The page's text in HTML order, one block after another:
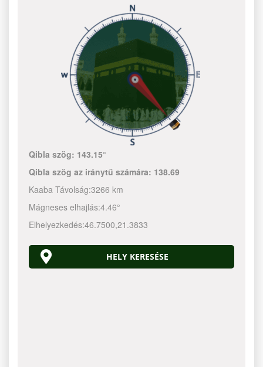
Qibla szög: 143.15°
Qibla szög az iránytű számára: 138.69
Kaaba Távolság:3266 km
Mágneses elhajlás:4.46°
Elhelyezkedés:46.7500,21.3833
HELY KERESÉSE